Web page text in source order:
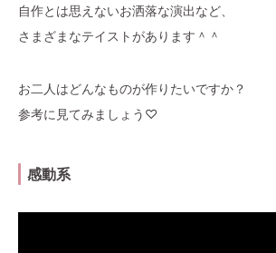
自作とは思えないお洒落な演出など、
さまざまなテイストがあります＾＾
お二人はどんなものが作りたいですか？
参考に見てみましょう♡
感動系